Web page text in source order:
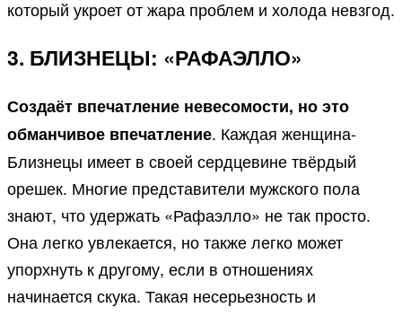
который укроет от жара проблем и холода невзгод.
3. БЛИЗНЕЦЫ: «РАФАЭЛЛО»
Создаёт впечатление невесомости, но это
обманчивое впечатление. Каждая женщина-
Близнецы имеет в своей сердцевине твёрдый
орешек. Многие представители мужского пола
знают, что удержать «Рафаэлло» не так просто.
Она легко увлекается, но также легко может
упорхнуть к другому, если в отношениях
начинается скука. Такая несерьезность и